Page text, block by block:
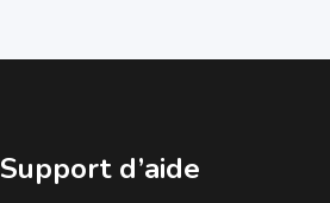
Support d’aide